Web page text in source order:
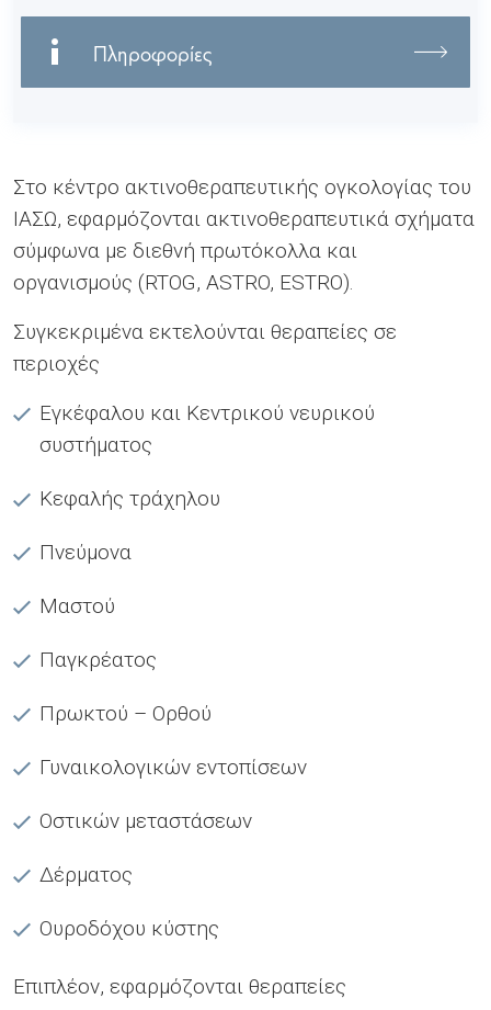
Πληροφορίες
Στο κέντρο ακτινοθεραπευτικής ογκολογίας του
ΙΑΣΩ, εφαρμόζονται ακτινοθεραπευτικά σχήματα
σύμφωνα με διεθνή πρωτόκολλα και
οργανισμούς (RTOG, ASTRO, ESTRO).
Συγκεκριμένα εκτελούνται θεραπείες σε
περιοχές
Εγκέφαλου και Κεντρικού νευρικού
συστήματος
Κεφαλής τράχηλου
Πνεύμονα
Μαστού
Παγκρέατος
Πρωκτού – Ορθού
Γυναικολογικών εντοπίσεων
Οστικών μεταστάσεων
Δέρματος
Ουροδόχου κύστης
Επιπλέον, εφαρμόζονται θεραπείες